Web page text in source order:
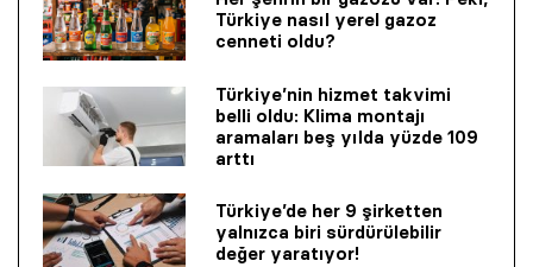
Türkiye nasıl yerel gazoz
cenneti oldu?
Türkiye’nin hizmet takvimi
belli oldu: Klima montajı
aramaları beş yılda yüzde 109
arttı
Türkiye’de her 9 şirketten
yalnızca biri sürdürülebilir
değer yaratıyor!